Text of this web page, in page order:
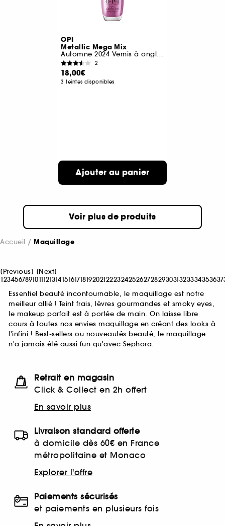
OPI
Metallic Mega Mix
Automne 2024 Vernis à ongles tenue jusqu'à 7 jours
2
18,00€
3 teintes disponibles
Ajouter au panier
Voir plus de produits
Accueil Maquillage
[Previous] [Next]
12345678910111213141516171819202122232425262728293031323334353637
Essentiel beauté incontournable, le maquillage est notre
meilleur allié ! Teint frais, lèvres gourmandes et smoky eyes,
le makeup parfait est à portée de main. On laisse libre
cours à toutes nos envies maquillage en créant des looks à
l'infini ! Best-sellers ou nouveautés beauté, le maquillage
n'a jamais été aussi fun qu'avec Sephora.
Retrait en magasin
Click & Collect en 2h offert
En savoir plus
Livraison standard offerte
à domicile dès 60€ en France
métropolitaine et Monaco
Explorer l'offre
Paiements sécurisés
et paiements en plusieurs fois